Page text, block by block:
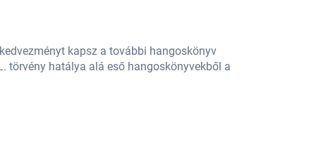
kapsz a további hangoskönyv
törvény hatálya alá eső hangoskönyvekből a